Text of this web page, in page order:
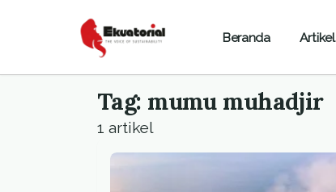
Beranda Artikel
Tag: mumu muhadjir
1 artikel